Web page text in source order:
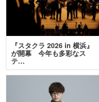
『スタクラ 2026 in 横浜』
が開幕 今年も多彩なス
テ…